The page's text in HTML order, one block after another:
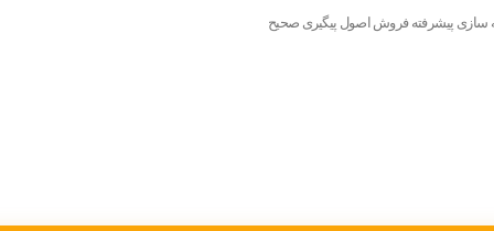
سازی پیشرفته فروش اصول پیگیری صحیح